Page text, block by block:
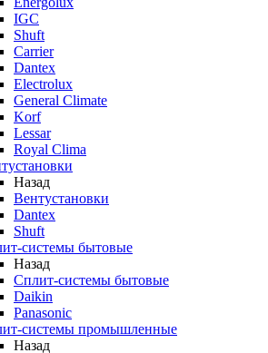
IGC
Shuft
Carrier
Dantex
Electrolux
General Climate
Korf
Lessar
Royal Clima
Назад
Вентустановки
Dantex
Shuft
системы бытовые
Назад
Сплит-системы бытовые
Daikin
Panasonic
системы промышленные
Назад